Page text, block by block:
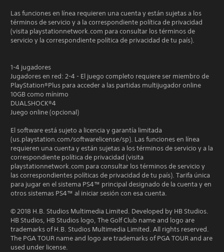
Las funciones en línea requieren una cuenta y están sujetas a los
términos de servicio y a la correspondiente política de privacidad
(visita playstationnetwork.com para consultar los términos de
servicio y la correspondiente política de privacidad de tu país).
1-4 jugadores
Jugadores en red: 2-4 - El juego completo requiere ser miembro de
PlayStation®Plus para acceder a las partidas multijugador online
10GB como mínimo
DUALSHOCK®4
Juego online (opcional)
El software está sujeto a licencia y garantía limitada
(us.playstation.com/softwarelicense/sp). Las funciones en línea
requieren una cuenta y están sujetas a los términos de servicio y a la
correspondiente política de privacidad (visita
playstationnetwork.com para consultar los términos de servicio y
las correspondientes políticas de privacidad de tu país). Tarifa única
para jugar en el sistema PS4™ principal designado de la cuenta y en
otros sistemas PS4™ al iniciar sesión con esa cuenta.
© 2018 H.B. Studios Multimedia Limited. Developed by HB Studios.
HB Studios, HB Studios logo, The Golf Club name and logo are
trademarks of H.B. Studios Multimedia Limited. All rights reserved.
The PGA TOUR name and logo are trademarks of PGA TOUR and are
used under license.